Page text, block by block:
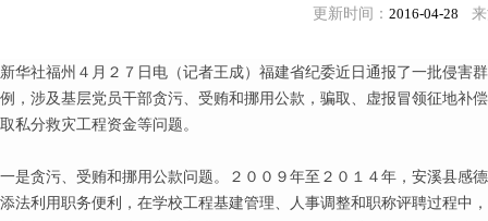
更新时间： 2016-04-28
新华社福州４月２７日电（记者王成）福建省纪委近日通报了一批侵害
例，涉及基层党员干部贪污、受贿和挪用公款，骗取、虚报冒领征地补
取私分救灾工程资金等问题。
一是贪污、受贿和挪用公款问题。２００９年至２０１４年，安溪县感
添法利用职务便利，在学校工程基建管理、人事调整和职称评聘过程中